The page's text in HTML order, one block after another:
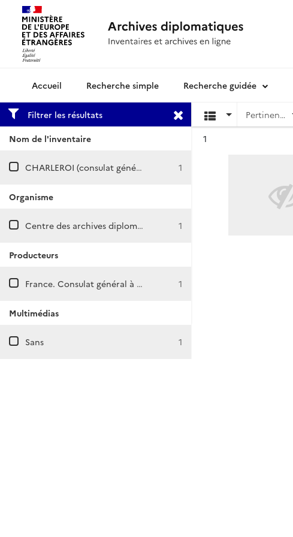
Archives diplomatiquesRecherche simple Recherche guidée
Filtrer les résultats
Nom de l'inventaire
CHARLEROI (consulat général, chancellerie détachée, agence puis antenne consulaire) 1
Organisme
Centre des archives diplomatiques de Nantes 1
Producteurs
France. Consulat général à Charleroi (Belgique) 1
Multimédias
Sans 1
Pertinence
1